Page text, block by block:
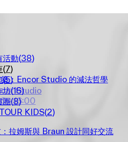
繁
展覽地圖
活動(38)
(7)
(5)
坊(16)
團(8)
KIDS(2)
築：Encor Studio 的減法哲學
Studio
- 16:00
拉姆斯與 Braun 設計同好交流